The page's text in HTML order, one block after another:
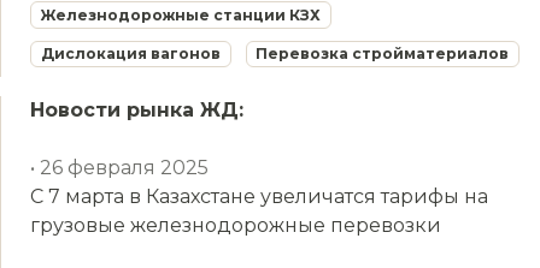
Железнодорожные станции КЗХ
Дислокация вагонов Перевозка стройматериалов
Новости рынка ЖД:
• 26 февраля 2025
С 7 марта в Казахстане увеличатся тарифы на
грузовые железнодорожные перевозки